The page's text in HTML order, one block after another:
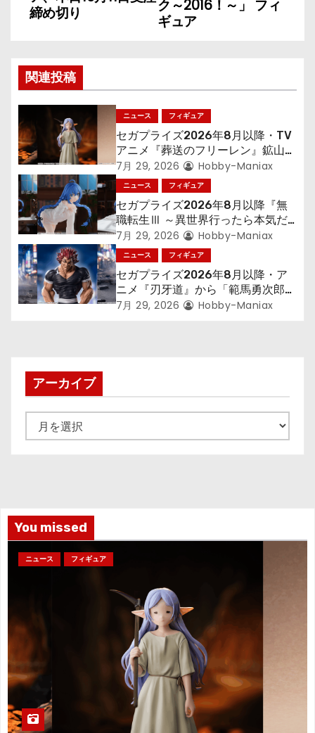
ナ
ゲ
ー
シ
ョ
ン
ク～2016！～」 フィ
ギュア
締め切り
関連投稿
ニュース フィギュア
セガプライズ2026年8月以降・TV
アニメ『葬送のフリーレン』鉱山で
300年働くことになっっちゃった
「フリーレン」を立体化！
7月 29, 2026 Hobby-Maniax
ニュース フィギュア
セガプライズ2026年8月以降『無
職転生Ⅲ ～異世界行ったら本気だ
す～』から「ロキシー」のフィギュ
アが登場！
7月 29, 2026 Hobby-Maniax
ニュース フィギュア
セガプライズ2026年8月以降・ア
ニメ『刃牙道』から「範馬勇次郎」
が登場ッッ!!
7月 29, 2026 Hobby-Maniax
アーカイブ
ー
You missed
ニュース フィギュア